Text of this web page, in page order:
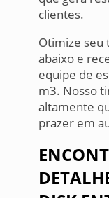
clientes.
Otimize seu
abaixo e
equipe de
m3. Nosso
altamente
prazer em